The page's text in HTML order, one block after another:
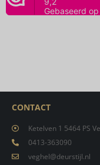
CONTACT
Ketelven 1 5464 PS
0413-363090
veghel@deurstijl.nl